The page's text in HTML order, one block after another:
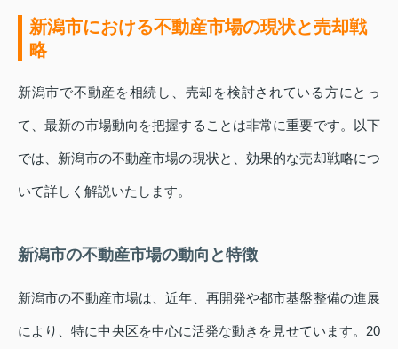
新潟市における不動産市場の現状と売却戦
略
新潟市で不動産を相続し、売却を検討されている方にとっ
て、最新の市場動向を把握することは非常に重要です。以下
では、新潟市の不動産市場の現状と、効果的な売却戦略につ
いて詳しく解説いたします。
新潟市の不動産市場の動向と特徴
新潟市の不動産市場は、近年、再開発や都市基盤整備の進展
により、特に中央区を中心に活発な動きを見せています。20